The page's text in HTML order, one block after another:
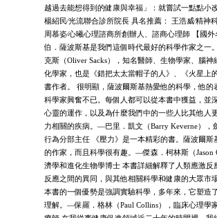
越過去能想得到的健康與幸福」：就嘗試一點點
楊紹民∕光流聯合診所院長 具名推薦： 王浩威∕精神
周慕姿∕心曦心理諮商所創辦人、諮商心理師 【國
伯．薩波斯基是我們這個時代最好的科學作家之一
克斯（Oliver Sacks），知名醫師、生物學家、腦神
化學家，也是《錯把太太當帽子的人》、《火星上
書作者。 很明顯，薩波爾斯基熱愛他的科學，他的
科學家興奮不已。每個人都可以從本書中獲益，並
心靈的運作，以及為什麼我們中的一些人比其他人
力相關的疾病。—巴里．凱文（Barry Keverne），
行為分部主任 《壓力》是一本精彩的書。薩波爾斯
的作家，而且科學很有趣。—傑森．柯林斯（Jason
濟學和進化生物學博士 本書詳細解釋了人類應激反
反應之間的異同，與其他相關科學和健康的大眾市
本書的一個優勢是強調實驗科學，多年來，它塑造
理解。—保羅．格林（Paul Collins），臨床心理學